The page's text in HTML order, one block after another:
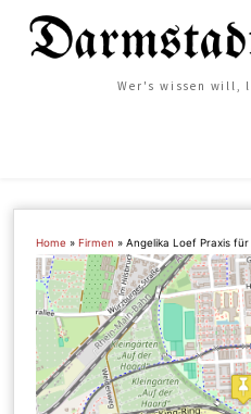
Wer's wissen will,
Home »Firmen »Angelika Loef Praxis